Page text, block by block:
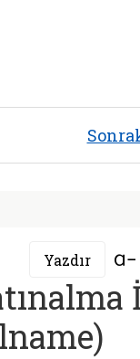
Yazdır